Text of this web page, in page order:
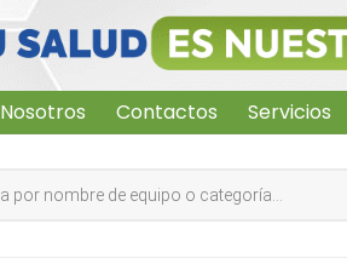
Nosotros Contactos Servicios